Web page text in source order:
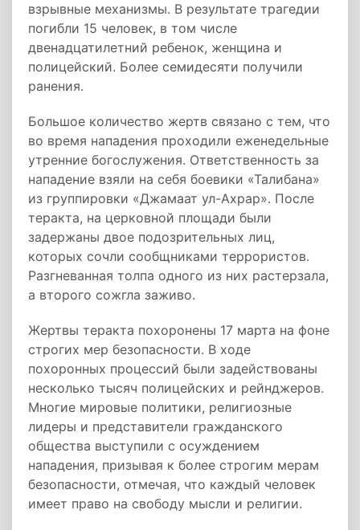
взрывные механизмы. В результате трагедии
погибли 15 человек, в том числе
двенадцатилетний ребенок, женщина и
полицейский. Более семидесяти получили
ранения.
Большое количество жертв связано с тем, что
во время нападения проходили еженедельные
утренние богослужения. Ответственность за
нападение взяли на себя боевики «Талибана»
из группировки «Джамаат ул-Ахрар». После
теракта, на церковной площади были
задержаны двое подозрительных лиц,
которых сочли сообщниками террористов.
Разгневанная толпа одного из них растерзала,
а второго сожгла заживо.
Жертвы теракта похоронены 17 марта на фоне
строгих мер безопасности. В ходе
похоронных процессий были задействованы
несколько тысяч полицейских и рейнджеров.
Многие мировые политики, религиозные
лидеры и представители гражданского
общества выступили с осуждением
нападения, призывая к более строгим мерам
безопасности, отмечая, что каждый человек
имеет право на свободу мысли и религии.